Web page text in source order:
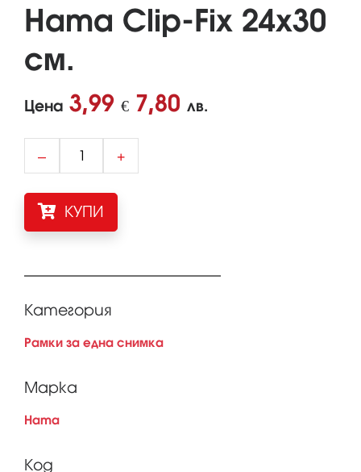
Hama Clip-Fix 24х30
см.
Цена 3,99 € 7,80 лв.
– +
КУПИ
Категория
Рамки за една снимка
Марка
Hama
Код